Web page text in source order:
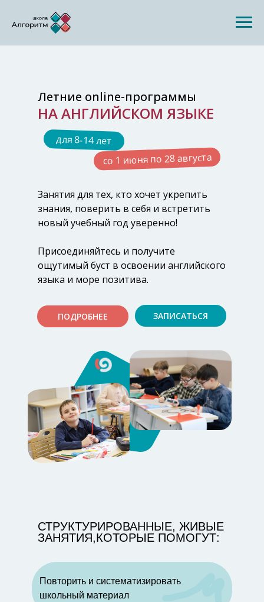
Летние online-программы
НА АНГЛИЙСКОМ ЯЗЫКЕ
для 8-14 лет
Занятия для тех, кто хочет укрепить
знания, поверить в себя и встретить
новый учебный год уверенно!
Присоединяйтесь и получите
ощутимый буст в освоении английского
языка и море позитива.
со 1 июня по 28 августа
ЗАПИСАТЬСЯ
ПОДРОБНЕЕ
Повторить и систематизировать
школьный материал
СТРУКТУРИРОВАННЫЕ, ЖИВЫЕ
ЗАНЯТИЯ,КОТОРЫЕ ПОМОГУТ: